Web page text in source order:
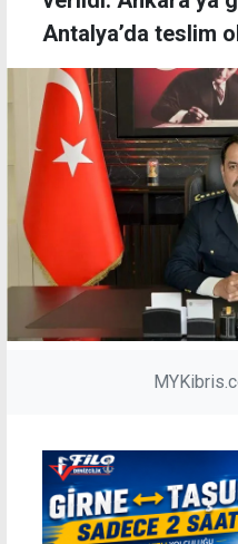
Antalya’da teslim